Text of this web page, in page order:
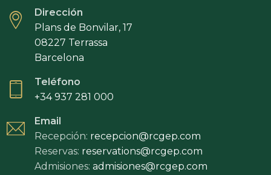
Dirección
Plans de Bonvilar, 17
08227 Terrassa
Barcelona
Teléfono
+34 937 281 000
Email
Recepción: recepcion@rcgep.com
Reservas: reservations@rcgep.com
Admisiones: admisiones@rcgep.com